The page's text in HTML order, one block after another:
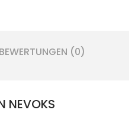
BEWERTUNGEN (0)
NEVOKS